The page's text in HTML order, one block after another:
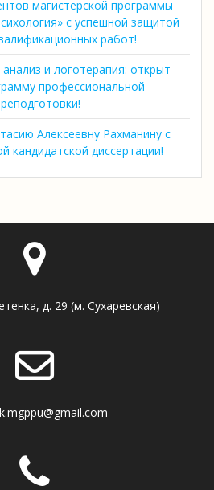
магистерской программы
с успешной защитой
работ!
и логотерапия: открыт
профессиональной
Алексеевну Рахманину с
кандидатской диссертации!
д. 29 (м. Сухаревская)